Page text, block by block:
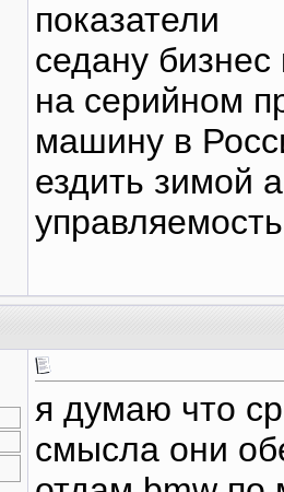
показатели
седану
на серийном
машину в
ездить зимой
я думаю что
смысла они